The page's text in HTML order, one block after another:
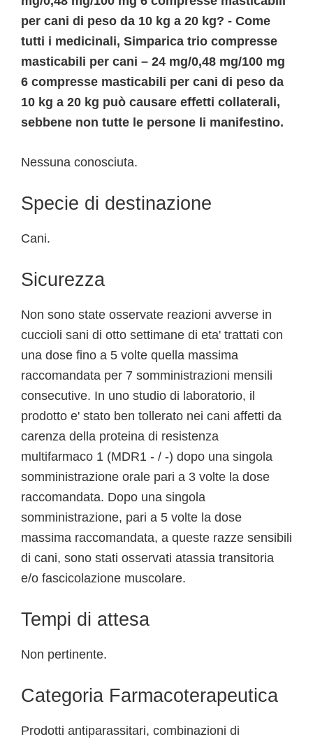
per cani di peso da 10 kg a 20 kg? - Come
tutti i medicinali, Simparica trio compresse
masticabili per cani – 24 mg/0,48 mg/100 mg
6 compresse masticabili per cani di peso da
10 kg a 20 kg può causare effetti collaterali,
sebbene non tutte le persone li manifestino.
Nessuna conosciuta.
Specie di destinazione
Cani.
Sicurezza
Non sono state osservate reazioni avverse in
cuccioli sani di otto settimane di eta' trattati con
una dose fino a 5 volte quella massima
raccomandata per 7 somministrazioni mensili
consecutive. In uno studio di laboratorio, il
prodotto e' stato ben tollerato nei cani affetti da
carenza della proteina di resistenza
multifarmaco 1 (MDR1 - / -) dopo una singola
somministrazione orale pari a 3 volte la dose
raccomandata. Dopo una singola
somministrazione, pari a 5 volte la dose
massima raccomandata, a queste razze sensibili
di cani, sono stati osservati atassia transitoria
e/o fascicolazione muscolare.
Tempi di attesa
Non pertinente.
Categoria Farmacoterapeutica
Prodotti antiparassitari, combinazioni di